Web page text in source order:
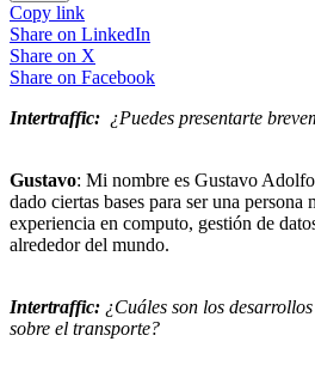
Copy link
Share on LinkedIn
Share on X
Share on Facebook
Intertraffic: ¿Puedes presentarte
Gustavo: Mi nombre es Gustavo
dado ciertas bases para ser una
experiencia en computo, gestión de
alrededor del mundo.
Intertraffic: ¿Cuáles son los
sobre el transporte?